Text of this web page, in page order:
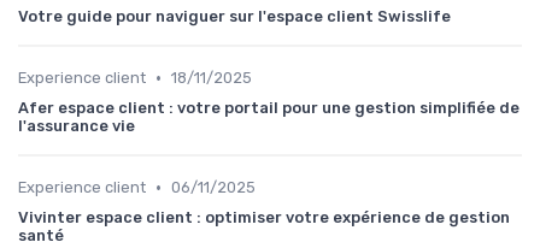
Votre guide pour naviguer sur l'espace client Swisslife
Experience client • 18/11/2025
Afer espace client : votre portail pour une gestion simplifiée de
l'assurance vie
Experience client • 06/11/2025
Vivinter espace client : optimiser votre expérience de gestion
santé